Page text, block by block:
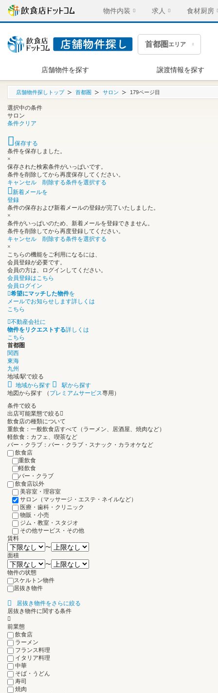
物件内装 求人 食材厨房
首都圏 エリア
店舗物件を探す 譲渡情報を探す
店舗物件探しトップ 首都圏 サロン 179ページ目
選択中の条件
サロン
条件クリア
保存する
条件を保存しました。
×
保存された検索条件がいっぱいです。
条件を削除してから再度保存してください。
キャンセル
削除する条件を選択する
新着メールを
登録
条件の保存および新着メールの登録が完了いたしました。
×
条件がいっぱいのため、新着メールを登録できません。
条件を削除してから再度登録してください。
キャンセル
削除する条件を選択する
×
こちらの機能をご利用になるには、
会員登録が必要です。
会員の方は、ログインしてください。
会員登録はこちら
会員ログイン
希望にマッチした物件を
メールでお知らせします詳しくは
こちら
不動産会社に
物件をリクエストする詳しくは
こちら
首都圏
関西
東海
九州
地域/駅で絞る
地域から探す
駅から探す
地図から探す
（ プレミアムサービス専用）
条件で絞る
出店可能業態で絞る
飲食店の種類について
重飲食：一般飲食店すべて（ラーメン、居酒屋、焼肉など）
軽飲食：カフェ、喫茶など
バー・クラブ：バー・クラブ・スナック・カラオケなど
飲食店
重飲食
軽飲食
バー・クラブ
飲食店以外
美容室・理容室
サロン（マッサージ・エステ・ネイルなど）
医療・歯科・クリニック
物販・小売
ジム・教室・スタジオ
その他サービス・その他
賃料
〜
面積
〜
物件の状態
スケルトン物件
居抜き物件
居抜き物件をさらに絞る
居抜き物件に関する条件
前業態
飲食店
ラーメン
フランス料理
イタリア料理
中華
そば・うどん
寿司
焼肉